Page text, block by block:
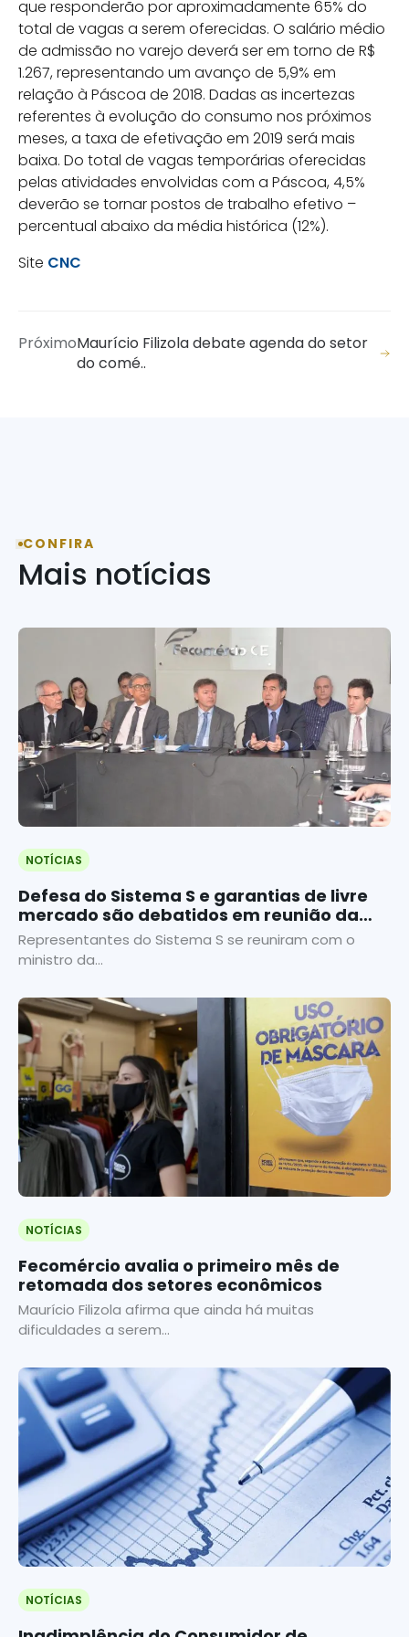
que responderão por aproximadamente 65% do
total de vagas a serem oferecidas. O salário médio
de admissão no varejo deverá ser em torno de R$
1.267, representando um avanço de 5,9% em
relação à Páscoa de 2018. Dadas as incertezas
referentes à evolução do consumo nos próximos
meses, a taxa de efetivação em 2019 será mais
baixa. Do total de vagas temporárias oferecidas
pelas atividades envolvidas com a Páscoa, 4,5%
deverão se tornar postos de trabalho efetivo –
percentual abaixo da média histórica (12%).
Site CNC
PróximoMaurício Filizola debate agenda do setor
do comé..
CONFIRA
Mais notícias
NOTÍCIAS
Defesa do Sistema S e garantias de livre
mercado são debatidos em reunião da
Diretoria da Fecomércio
Representantes do Sistema S se reuniram com o
ministro da...
NOTÍCIAS
Fecomércio avalia o primeiro mês de
retomada dos setores econômicos
Maurício Filizola afirma que ainda há muitas
dificuldades a serem...
NOTÍCIAS